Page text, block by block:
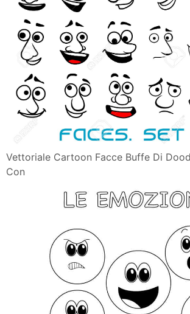
Vettoriale Cartoon Facce Buffe Di
Con